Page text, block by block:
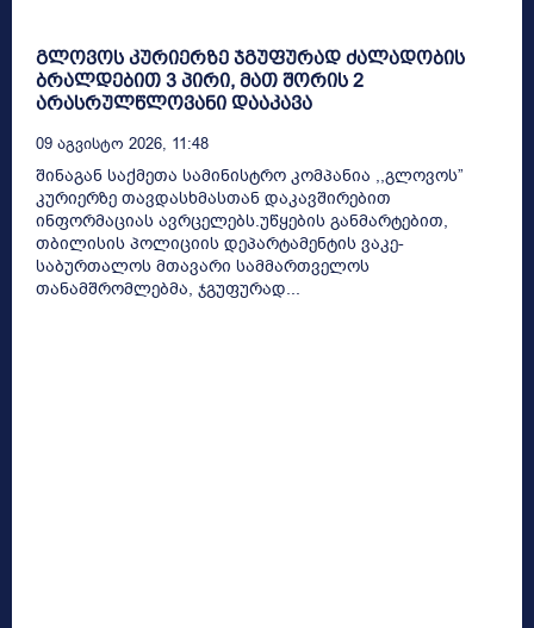
გლოვოს კურიერზე ჯგუფურად ძალადობის
ბრალდებით 3 პირი, მათ შორის 2
არასრულწლოვანი დააკავა
09 Აგვისტო 2026, 11:48
შინაგან საქმეთა სამინისტრო კომპანია ,,გლოვოს”
კურიერზე თავდასხმასთან დაკავშირებით
ინფორმაციას ავრცელებს.უწყების განმარტებით,
თბილისის პოლიციის დეპარტამენტის ვაკე-
საბურთალოს მთავარი სამმართველოს
თანამშრომლებმა, ჯგუფურად...